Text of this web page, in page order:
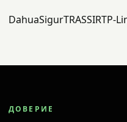
DahuaSigurTRASSIRTP-
ДОВЕРИЕ